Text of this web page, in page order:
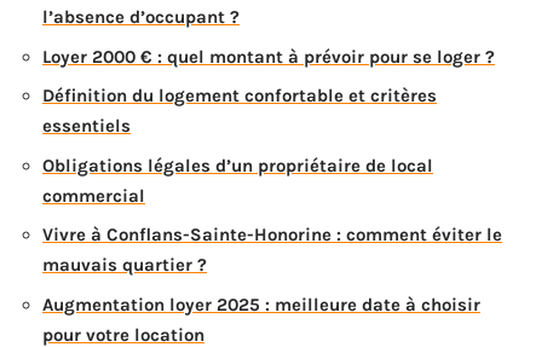
l’absence d’occupant ?
Loyer 2000 € : quel montant à prévoir pour se loger ?
Définition du logement confortable et critères
essentiels
Obligations légales d’un propriétaire de local
commercial
Vivre à Conflans-Sainte-Honorine : comment éviter le
mauvais quartier ?
Augmentation loyer 2025 : meilleure date à choisir
pour votre location